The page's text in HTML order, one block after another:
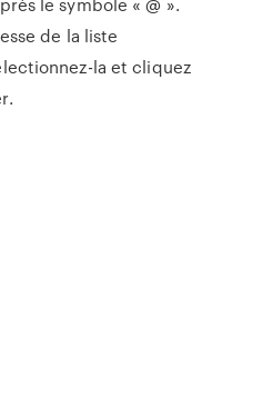
de la liste
la et cliquez